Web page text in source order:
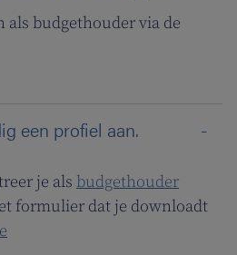
als budgethouder via de
een profiel aan.
je als budgethouder
formulier dat je downloadt